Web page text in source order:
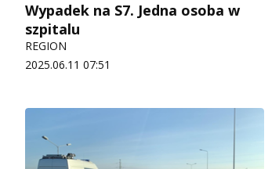
Wypadek na S7. Jedna osoba w
szpitalu
REGION
2025.06.11 07:51